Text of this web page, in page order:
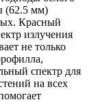
(62.5 мм)
Красный
излучения
не только
спектр для
на всех